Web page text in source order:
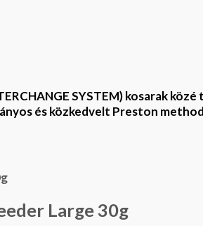
SYSTEM) kosarak
és közkedvelt Preston
Large 30g